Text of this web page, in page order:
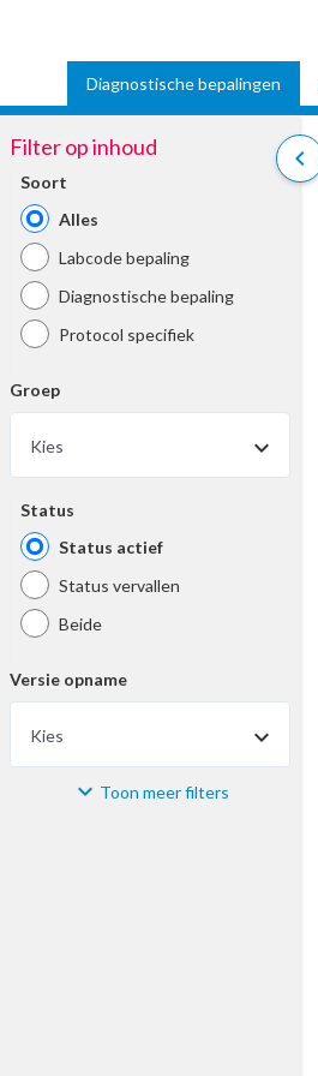
Diagnostische bepalingen
chevron_left
Filter op inhoud
Soort
Alles
Labcode bepaling
Diagnostische bepaling
Protocol specifiek
Groep
Kies
Status
Status actief
Status vervallen
Beide
Versie opname
Kies
Materiaal Toon meer filters